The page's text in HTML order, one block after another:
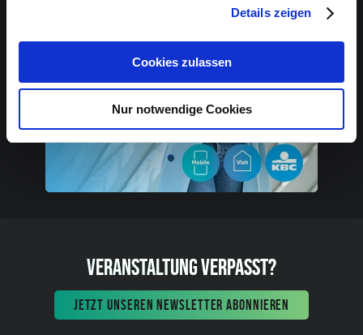
Details zeigen
Cookies zulassen
Nur notwendige Cookies
VERANSTALTUNG VERPASST?
JETZT UNSEREN NEWSLETTER ABONNIEREN